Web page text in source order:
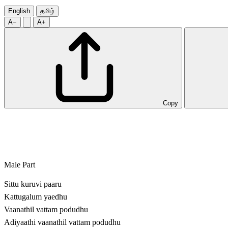
English
தமிழ்
A−
A+
Copy
Male Part
Sittu kuruvi paaru
Kattugalum yaedhu
Vaanathil vattam podudhu
Adiyaathi vaanathil vattam podudhu